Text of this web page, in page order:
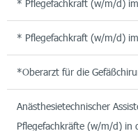
* Pflegefachkraft (w/m/d)
* Pflegefachkraft (w/m/d)
*Oberarzt für die
Anästhesietechnischer
Pflegefachkräfte (w/m/d) in